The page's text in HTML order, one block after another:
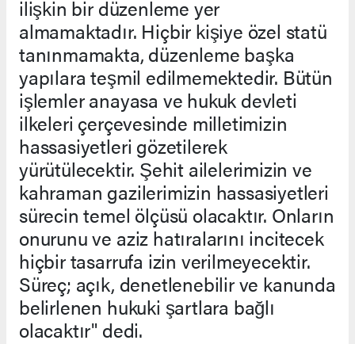
ilişkin bir düzenleme yer
almamaktadır. Hiçbir kişiye özel statü
tanınmamakta, düzenleme başka
yapılara teşmil edilmemektedir. Bütün
işlemler anayasa ve hukuk devleti
ilkeleri çerçevesinde milletimizin
hassasiyetleri gözetilerek
yürütülecektir. Şehit ailelerimizin ve
kahraman gazilerimizin hassasiyetleri
sürecin temel ölçüsü olacaktır. Onların
onurunu ve aziz hatıralarını incitecek
hiçbir tasarrufa izin verilmeyecektir.
Süreç; açık, denetlenebilir ve kanunda
belirlenen hukuki şartlara bağlı
olacaktır" dedi.